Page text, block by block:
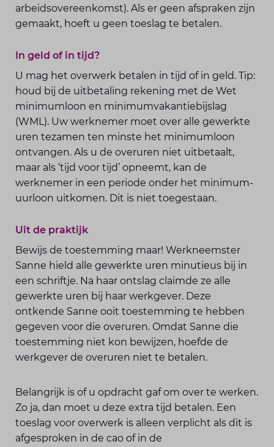
arbeidsovereenkomst). Als er geen afspraken zijn
gemaakt, hoeft u geen toeslag te betalen.
In geld of in tijd?
U mag het overwerk betalen in tijd of in geld. Tip:
houd bij de uitbetaling rekening met de Wet
minimumloon en minimumvakantiebijslag
(WML). Uw werknemer moet over alle gewerkte
uren tezamen ten minste het minimumloon
ontvangen. Als u de overuren niet uitbetaalt,
maar als ‘tijd voor tijd’ opneemt, kan de
werknemer in een periode onder het minimum-
uurloon uitkomen. Dit is niet toegestaan.
Uit de praktijk
Bewijs de toestemming maar! Werkneemster
Sanne hield alle gewerkte uren minutieus bij in
een schriftje. Na haar ontslag claimde ze alle
gewerkte uren bij haar werkgever. Deze
ontkende Sanne ooit toestemming te hebben
gegeven voor die overuren. Omdat Sanne die
toestemming niet kon bewijzen, hoefde de
werkgever de overuren niet te betalen.
Belangrijk is of u opdracht gaf om over te werken.
Zo ja, dan moet u deze extra tijd betalen. Een
toeslag voor overwerk is alleen verplicht als dit is
afgesproken in de cao of in de